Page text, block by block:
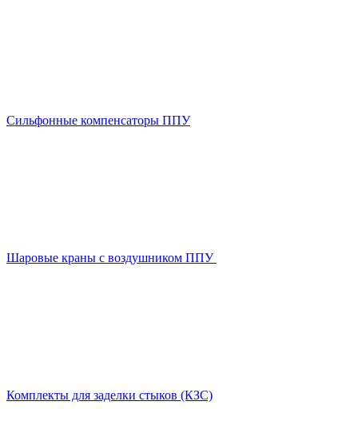
Сильфонные компенсаторы ППУ
Шаровые краны с воздушником ППУ
Комплекты для заделки стыков (КЗС)